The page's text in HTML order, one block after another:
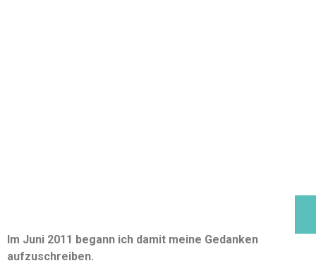
Im Juni 2011 begann ich damit meine Gedanken
aufzuschreiben.